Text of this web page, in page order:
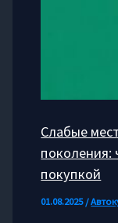
Слабые
поколения:
покупкой
01.08.2025/